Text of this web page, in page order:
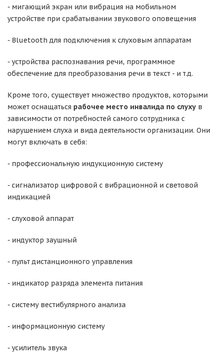
- мигающий экран или вибрация на мобильном
устройстве при срабатывании звукового оповещения
- Bluetooth для подключения к слуховым аппаратам
- устройства распознавания речи, программное
обеспечение для преобразования речи в текст - и т.д.
Кроме того, существует множество продуктов, которыми
может оснащаться рабочее место инвалида по слуху в
зависимости от потребностей самого сотрудника с
нарушением слуха и вида деятельности организации. Они
могут включать в себя:
- профессиональную индукционную систему
- сигнализатор цифровой с вибрационной и световой
индикацией
- слуховой аппарат
- индуктор заушный
- пульт дистанционного управления
- индикатор разряда элемента питания
- систему вестибулярного анализа
- информационную систему
- усилитель звука